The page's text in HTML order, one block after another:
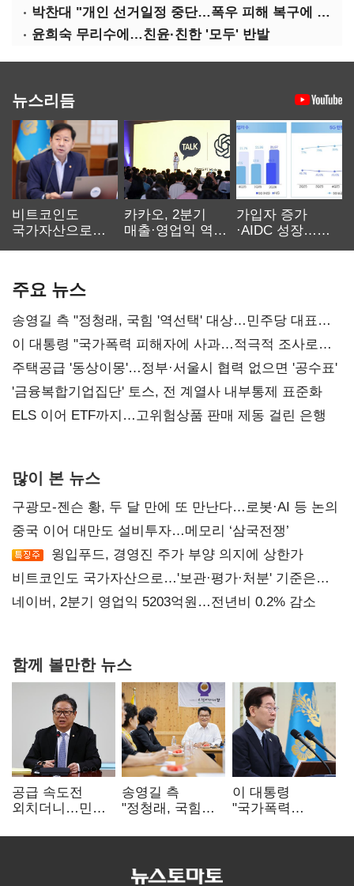
박찬대 "개인 선거일정 중단…폭우 피해 복구에 당력 집중해야"
윤희숙 무리수에…친윤·친한 '모두' 반발
뉴스리듬
비트코인도
국가자산으로…'
카카오, 2분기
매출·영업익 역대
가입자 증가
·AIDC 성장…
주요 뉴스
송영길 측 "정청래, 국힘 '역선택' 대상…민주당 대표로
총선 지휘 못해"
이 대통령 "국가폭력 피해자에 사과…적극적 조사로
진실 밝혀야"
주택공급 '동상이몽'…정부·서울시 협력 없으면 '공수표'
'금융복합기업집단' 토스, 전 계열사 내부통제 표준화
ELS 이어 ETF까지…고위험상품 판매 제동 걸린 은행
많이 본 뉴스
구광모-젠슨 황, 두 달 만에 또 만난다…로봇·AI 등 논의
중국 이어 대만도 설비투자…메모리 ‘삼국전쟁’
윙입푸드, 경영진 주가 부양 의지에 상한가
비트코인도 국가자산으로…'보관·평가·처분' 기준은
숙제
네이버, 2분기 영업익 5203억원…전년비 0.2% 감소
함께 볼만한 뉴스
공급 속도전
외치더니…민주,
리모델링'까지
송영길 측
"정청래, 국힘
민주당 대표로
이 대통령
"국가폭력
적극적 조사로